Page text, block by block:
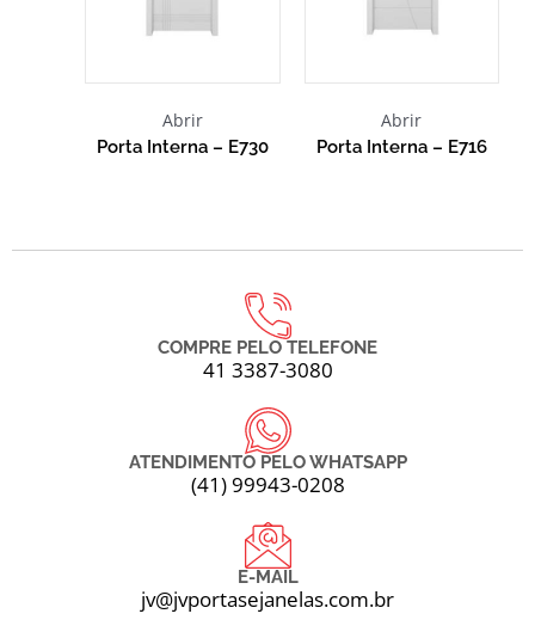
Abrir
Porta Interna – E730
Abrir
Porta Interna – E716
COMPRE PELO TELEFONE
41 3387-3080
ATENDIMENTO PELO WHATSAPP
(41) 99943-0208
E-MAIL
jv@jvportasejanelas.com.br